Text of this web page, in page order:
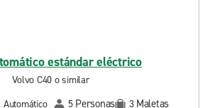
estándar eléctrico
Volvo C40 o similar
Automático 5 Personas 3 Maletas